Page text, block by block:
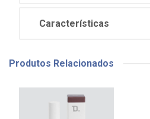
Características
Produtos Relacionados